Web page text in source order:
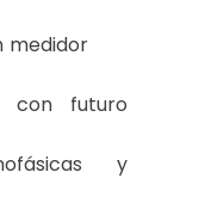
medidor
con futuro
y